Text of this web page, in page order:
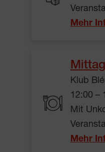
Mehr
Klub
12:00 –
Mit
Mehr